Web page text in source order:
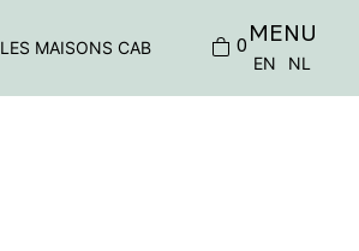
LES MAISONS CAB 0 MENU
EN NL